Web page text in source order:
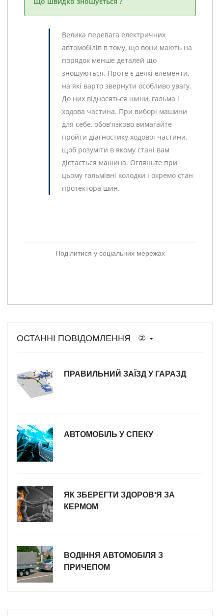
Велика перевага електричних
автомобілів в тому, що вони мають на
порядок менше деталей що
зношуються. Проте є деякі елементи,
на які варто звернути особливо увагу.
До них відносяться шини, гальма і
ходова частина. При виборі машини
для себе, обов'язково вимагайте
пройти діагностику ходової частини,
щоб розуміти в якому стані вам
дістається машина. Огляньте при
цьому гальмівні колодки і окремо стан
протектора шин.
Поділитися у соціальних мережах
ОСТАННІ ПОВІДОМЛЕННЯ ②
ПРАВИЛЬНИЙ ЗАЇЗД У ГАРАЗД
АВТОМОБІЛЬ У СПЕКУ
ЯК ЗБЕРЕГТИ ЗДОРОВ'Я ЗА
КЕРМОМ
ВОДІННЯ АВТОМОБІЛЯ З
ПРИЧЕПОМ